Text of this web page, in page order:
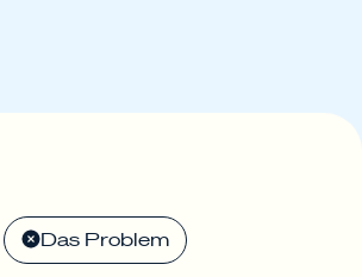
Das Problem